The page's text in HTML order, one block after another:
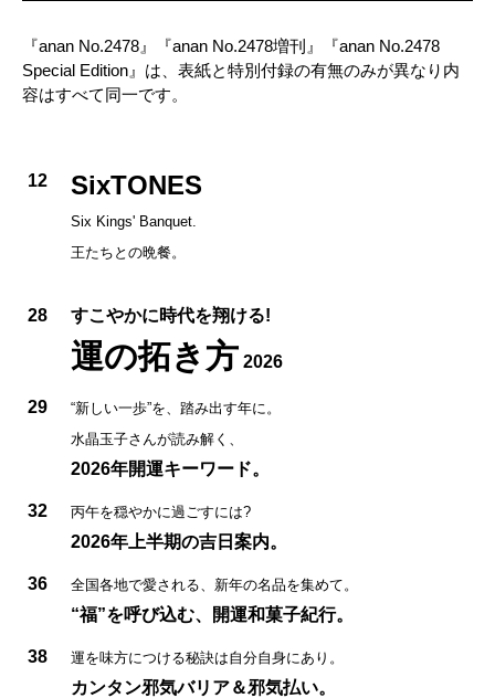
『anan No.2478』『anan No.2478増刊』『anan No.2478
Special Edition』は、表紙と特別付録の有無のみが異なり内
容はすべて同一です。
12 SixTONES
Six Kings' Banquet.
王たちとの晩餐。
28 すこやかに時代を翔ける!
運の拓き方 2026
29
“新しい一歩”を、踏み出す年に。
水晶玉子さんが読み解く、
2026年開運キーワード。
32 丙午を穏やかに過ごすには?
2026年上半期の吉日案内。
36 全国各地で愛される、新年の名品を集めて。
“福”を呼び込む、開運和菓子紀行。
38 運を味方につける秘訣は自分自身にあり。
カンタン邪気バリア＆邪気払い。